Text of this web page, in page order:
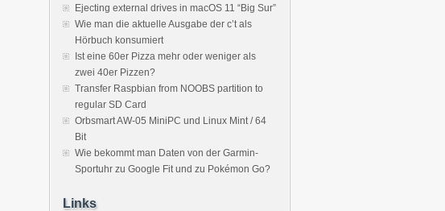
Ejecting external drives in macOS 11 “Big Sur”
Wie man die aktuelle Ausgabe der c’t als
Hörbuch konsumiert
Ist eine 60er Pizza mehr oder weniger als
zwei 40er Pizzen?
Transfer Raspbian from NOOBS partition to
regular SD Card
Orbsmart AW-05 MiniPC und Linux Mint / 64
Bit
Wie bekommt man Daten von der Garmin-
Sportuhr zu Google Fit und zu Pokémon Go?
Links